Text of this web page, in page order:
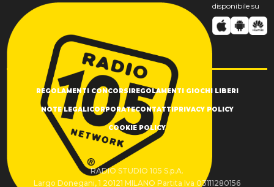
disponibile su
REGOLAMENTI CONCORSIREGOLAMENTI GIOCHI LIBERI
NOTE LEGALICORPORATECONTATTIPRIVACY POLICY
COOKIE POLICY
RADIO STUDIO 105 S.p.A.
Largo Donegani, 1 20121 MILANO Partita Iva 03111280156